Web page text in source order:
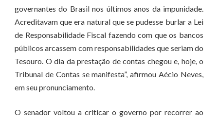
governantes do Brasil nos últimos anos da impunidade.
Acreditavam que era natural que se pudesse burlar a Lei
de Responsabilidade Fiscal fazendo com que os bancos
públicos arcassem com responsabilidades que seriam do
Tesouro. O dia da prestação de contas chegou e, hoje, o
Tribunal de Contas se manifesta”, afirmou Aécio Neves,
em seu pronunciamento.
O senador voltou a criticar o governo por recorrer ao